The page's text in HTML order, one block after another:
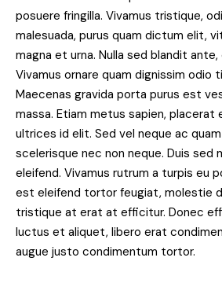
posuere fringilla. Vivamus tristique,
malesuada, purus quam dictum elit,
magna et urna. Nulla sed blandit
Vivamus ornare quam dignissim odio
Maecenas gravida porta purus est
massa. Etiam metus sapien,
ultrices id elit. Sed vel neque ac
scelerisque nec non neque. Duis sed
eleifend. Vivamus rutrum a turpis eu
est eleifend tortor feugiat, molestie
tristique at erat at efficitur. Donec
luctus et aliquet, libero erat
augue justo condimentum tortor.